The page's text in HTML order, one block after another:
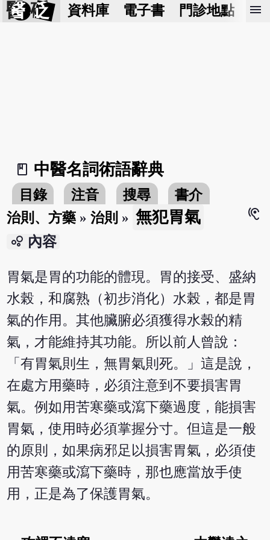
醫 砭 資料庫 電子書 門診地點 預
menu
book_2
中醫名詞術語辭典
目錄 注音 搜尋
書介
治則、方藥 »治則 » 無犯胃氣
hearing
bubble_chart 內容
胃氣是胃的功能的體現。胃的接受、盛納
水榖，和腐熟（初步消化）水榖，都是胃
氣的作用。其他臟腑必須獲得水榖的精
氣，才能維持其功能。所以前人曾說：
「有胃氣則生，無胃氣則死。」這是說，
在處方用藥時，必須注意到不要損害胃
氣。例如用苦寒藥或瀉下藥過度，能損害
胃氣，使用時必須掌握分寸。但這是一般
的原則，如果病邪足以損害胃氣，必須使
用苦寒藥或瀉下藥時，那也應當放手使
用，正是為了保護胃氣。